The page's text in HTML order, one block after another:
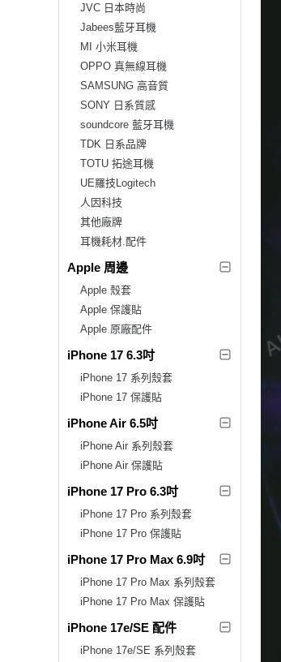
JVC 日本時尚
Jabees藍牙耳機
MI 小米耳機
OPPO 真無線耳機
SAMSUNG 高音質
SONY 日系質感
soundcore 藍牙耳機
TDK 日系品牌
TOTU 拓途耳機
UE羅技Logitech
人因科技
其他廠牌
耳機耗材.配件
Apple 周邊
Apple 殼套
Apple 保護貼
Apple 原廠配件
iPhone 17 6.3吋
iPhone 17 系列殼套
iPhone 17 保護貼
iPhone Air 6.5吋
iPhone Air 系列殼套
iPhone Air 保護貼
iPhone 17 Pro 6.3吋
iPhone 17 Pro 系列殼套
iPhone 17 Pro 保護貼
iPhone 17 Pro Max 6.9吋
iPhone 17 Pro Max 系列殼套
iPhone 17 Pro Max 保護貼
iPhone 17e/SE 配件
iPhone 17e/SE 系列殼套